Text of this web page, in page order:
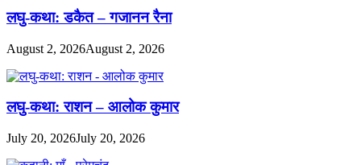
लघु-कथा: डकैत – गजानन रैना
August 2, 2026August 2, 2026
लघु-कथा: राशन – आलोक कुमार
July 20, 2026July 20, 2026